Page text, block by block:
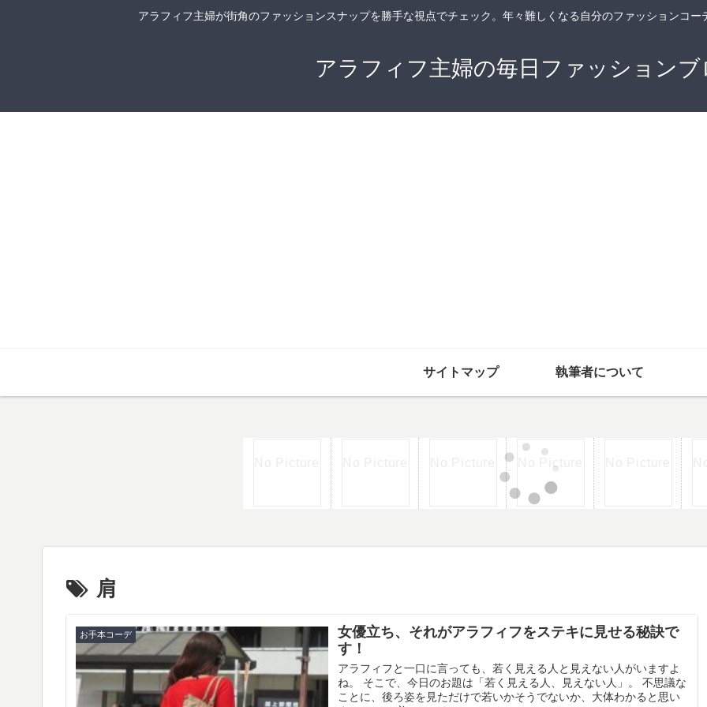
アラフィフ主婦が街角のファッションスナップを勝手な視点でチェック。年々難しくなる自分のファッションコ
アラフィフ主婦の毎日ファッションブ
サイトマップ 執筆者について
肩
お手本コーデ
女優立ち、それがアラフィフをステキに見せる秘訣で
す！
アラフィフと一口に言っても、若く見える人と見えない人がいますよ
ね。 そこで、今日のお題は「若く見える人、見えない人」。 不思議な
ことに、後ろ姿を見ただけで若いかそうでないか、大体わかると思い